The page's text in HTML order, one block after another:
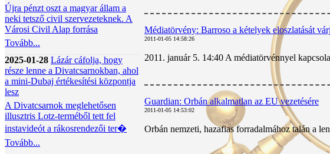
Újra pénzt oszt a magyar állam a
neki tetsző civil szervezeteknek. A
Városi Civil Alap forrása
Tovább...
2025-01-28 Lázár cáfolja, hogy
része lenne a Divatcsarnokban, ahol
a mini-Dubaj értékesítési központja
lesz
A Divatcsarnok meglehetősen
illusztris Lotz-terméből tett fel
instavideót a rákosrendezői ter�
Tovább...
Médiatörvény: Barroso a kételyek eloszlatását
2011-01-05 14:58:26
2011. január 5. 14:40 A médiatörvénnyel
Guardian: Orbán alkalmatlan az EU vezetésére
2011-01-05 14:53:02
Orbán nemzeti, hazafias forradalmához talán a